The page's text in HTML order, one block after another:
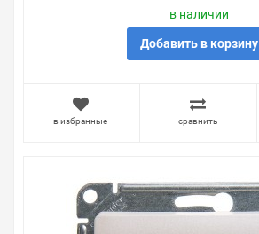
в наличии
Добавить в корзину
в избранные сравнить